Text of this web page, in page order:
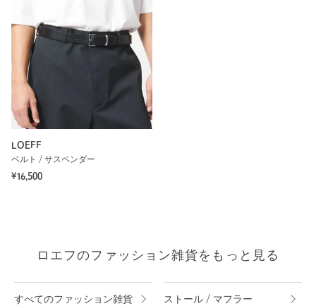
LOEFF
ベルト / サスペンダー
¥16,500
ロエフのファッション雑貨をもっと見る
すべてのファッション雑貨 ストール / マフラー